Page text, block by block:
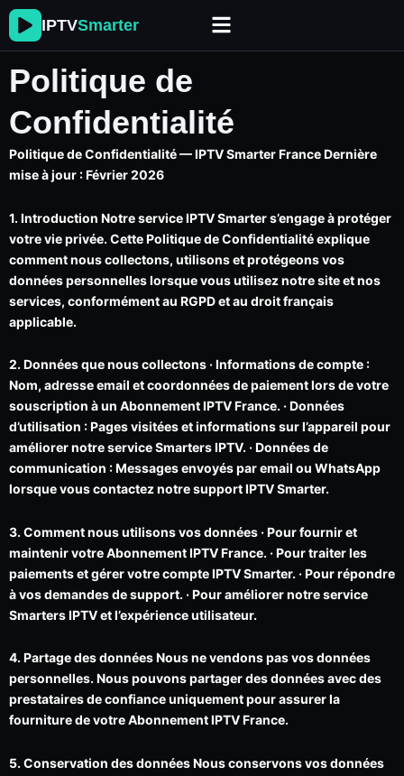
Skip
to
content
IPTVSmarter
Politique de
Confidentialité
Politique de Confidentialité — IPTV Smarter France Dernière
mise à jour : Février 2026
1. Introduction Notre service IPTV Smarter s’engage à protéger
votre vie privée. Cette Politique de Confidentialité explique
comment nous collectons, utilisons et protégeons vos
données personnelles lorsque vous utilisez notre site et nos
services, conformément au RGPD et au droit français
applicable.
2. Données que nous collectons · Informations de compte :
Nom, adresse email et coordonnées de paiement lors de votre
souscription à un Abonnement IPTV France. · Données
d’utilisation : Pages visitées et informations sur l’appareil pour
améliorer notre service Smarters IPTV. · Données de
communication : Messages envoyés par email ou WhatsApp
lorsque vous contactez notre support IPTV Smarter.
3. Comment nous utilisons vos données · Pour fournir et
maintenir votre Abonnement IPTV France. · Pour traiter les
paiements et gérer votre compte IPTV Smarter. · Pour répondre
à vos demandes de support. · Pour améliorer notre service
Smarters IPTV et l’expérience utilisateur.
4. Partage des données Nous ne vendons pas vos données
personnelles. Nous pouvons partager des données avec des
prestataires de confiance uniquement pour assurer la
fourniture de votre Abonnement IPTV France.
5. Conservation des données Nous conservons vos données